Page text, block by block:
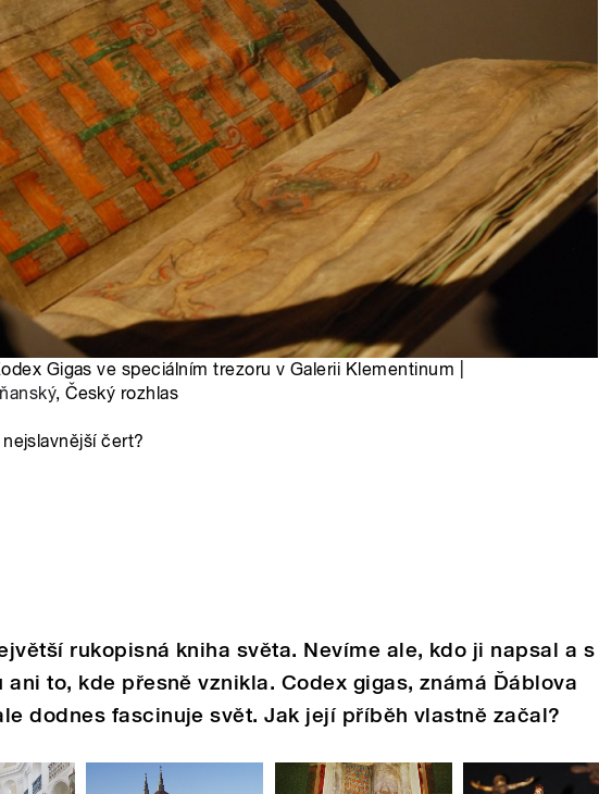
Gigas ve speciálním trezoru v Galerii Klementinum |
, Český rozhlas
čert?
rukopisná kniha světa. Nevíme ale, kdo ji napsal a s
ani to, kde přesně vznikla. Codex gigas, známá Ďáblova
dodnes fascinuje svět. Jak její příběh vlastně začal?